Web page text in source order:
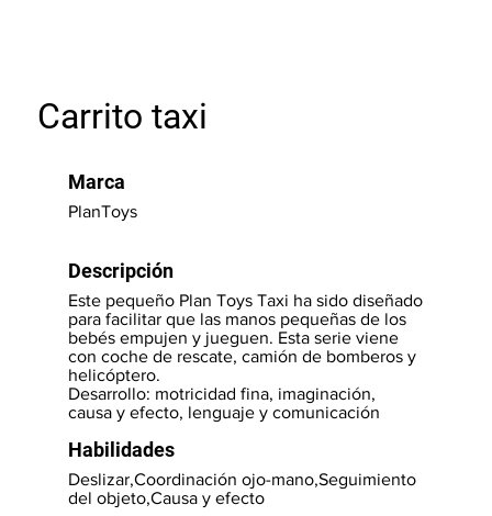
Carrito taxi
Este pequeño Plan Toys Taxi ha sido diseñado
para facilitar que las manos pequeñas de los
bebés empujen y jueguen. Esta serie viene
con coche de rescate, camión de bomberos y
helicóptero.
Desarrollo: motricidad fina, imaginación,
causa y efecto, lenguaje y comunicación
Deslizar,Coordinación ojo-mano,Seguimiento
del objeto,Causa y efecto
PlanToys
Marca
Descripción
Habilidades